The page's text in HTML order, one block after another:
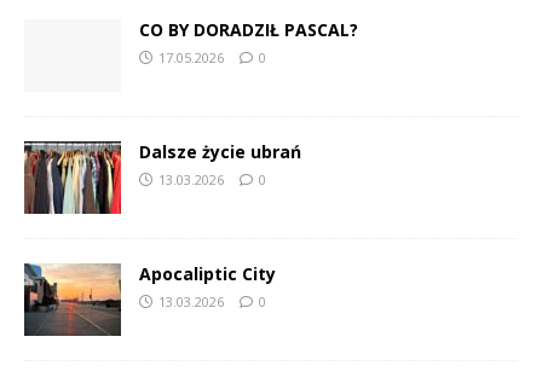
CO BY DORADZIŁ PASCAL?
17.05.2026 0
Dalsze życie ubrań
13.03.2026 0
Apocaliptic City
13.03.2026 0